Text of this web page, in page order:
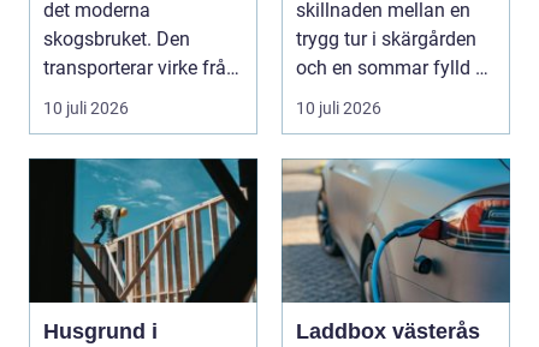
det moderna
skogsbruket. Den
transporterar virke från
avverkningsplatsen till
10 juli 2026
sätt
skillnaden mellan en
trygg tur i skärgården
och en sommar fylld av
ofrivilli...
10 juli 2026
Husgrund i
Laddbox västerås